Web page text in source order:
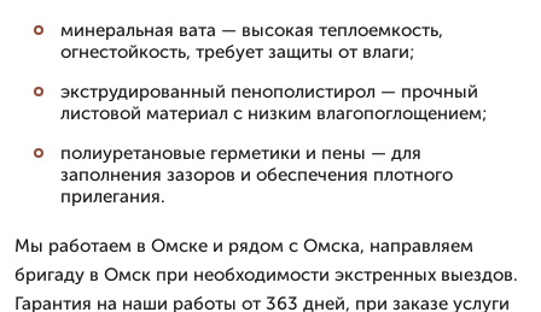
минеральная вата — высокая теплоемкость,
огнестойкость, требует защиты от влаги;
экструдированный пенополистирол — прочный
листовой материал с низким влагопоглощением;
полиуретановые герметики и пены — для
заполнения зазоров и обеспечения плотного
прилегания.
Мы работаем в Омске и рядом с Омска, направляем
бригаду в Омск при необходимости экстренных выездов.
Гарантия на наши работы от 363 дней, при заказе услуги